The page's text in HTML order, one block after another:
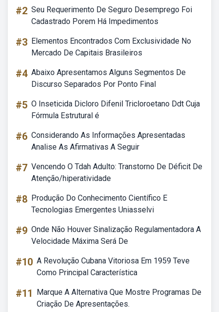
#2 Seu Requerimento De Seguro Desemprego Foi
Cadastrado Porem Há Impedimentos
#3 Elementos Encontrados Com Exclusividade No
Mercado De Capitais Brasileiros
#4 Abaixo Apresentamos Alguns Segmentos De
Discurso Separados Por Ponto Final
#5 O Inseticida Dicloro Difenil Tricloroetano Ddt Cuja
Fórmula Estrutural é
#6 Considerando As Informações Apresentadas
Analise As Afirmativas A Seguir
#7 Vencendo O Tdah Adulto: Transtorno De Déficit De
Atenção/hiperatividade
#8 Produção Do Conhecimento Científico E
Tecnologias Emergentes Uniasselvi
#9 Onde Não Houver Sinalização Regulamentadora A
Velocidade Máxima Será De
#10 A Revolução Cubana Vitoriosa Em 1959 Teve
Como Principal Característica
#11
Marque A Alternativa Que Mostre Programas De
Criação De Apresentações.